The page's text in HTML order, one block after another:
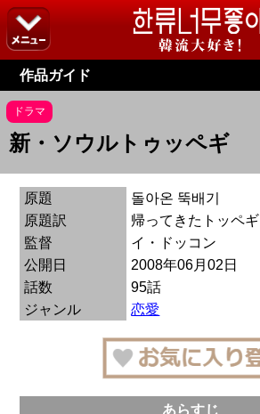
作品ガイド
ドラマ
新・ソウルトゥッペギ
原題
돌아온 뚝배기
原題訳
帰ってきたトッペギ
監督
イ・ドッコン
公開日
2008年06月02日
話数
95話
ジャンル
恋愛
あらすじ